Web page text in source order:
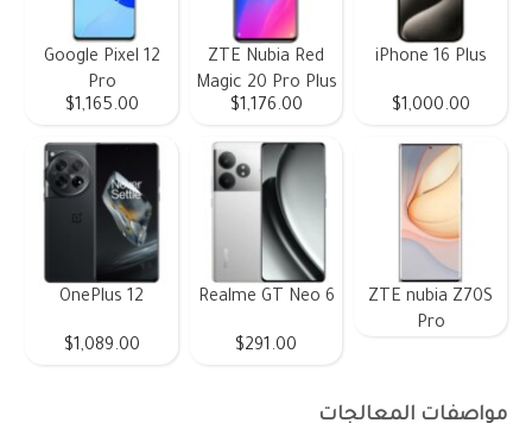
iPhone 16 Plus
$1,000.00
ZTE Nubia Red
Magic 20 Pro Plus
$1,176.00
Google Pixel 12
Pro
$1,165.00
ZTE nubia Z70S
Pro
Realme GT Neo 6
$291.00
OnePlus 12
$1,089.00
مواصفات المعالجات